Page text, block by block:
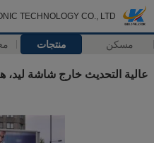
TECHNOLOGY CO., LTD
مسكن منتجات
عالية التحديث خارج شاشة